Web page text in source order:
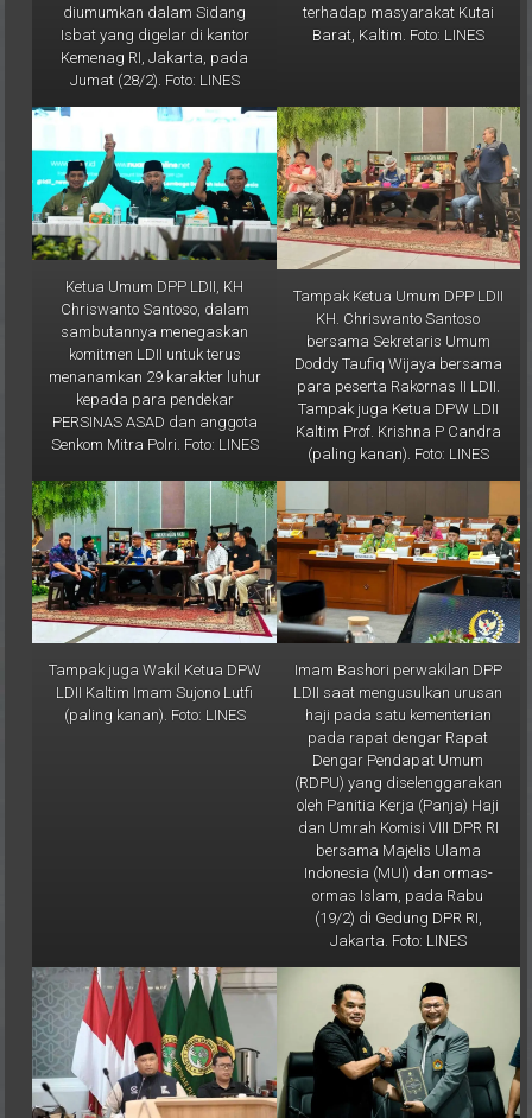
Isbat yang digelar di kantor
Kemenag RI, Jakarta, pada
Jumat (28/2). Foto: LINES
Barat, Kaltim. Foto: LINES
Ketua Umum DPP LDII, KH
Chriswanto Santoso, dalam
sambutannya menegaskan
komitmen LDII untuk terus
menanamkan 29 karakter luhur
kepada para pendekar
PERSINAS ASAD dan anggota
Senkom Mitra Polri. Foto: LINES
Tampak Ketua Umum DPP LDII
KH. Chriswanto Santoso
bersama Sekretaris Umum
Doddy Taufiq Wijaya bersama
para peserta Rakornas II LDII.
Tampak juga Ketua DPW LDII
Kaltim Prof. Krishna P Candra
(paling kanan). Foto: LINES
Tampak juga Wakil Ketua DPW
LDII Kaltim Imam Sujono Lutfi
(paling kanan). Foto: LINES
Imam Bashori perwakilan DPP
LDII saat mengusulkan urusan
haji pada satu kementerian
pada rapat dengar Rapat
Dengar Pendapat Umum
(RDPU) yang diselenggarakan
oleh Panitia Kerja (Panja) Haji
dan Umrah Komisi VIII DPR RI
bersama Majelis Ulama
Indonesia (MUI) dan ormas-
ormas Islam, pada Rabu
(19/2) di Gedung DPR RI,
Jakarta. Foto: LINES